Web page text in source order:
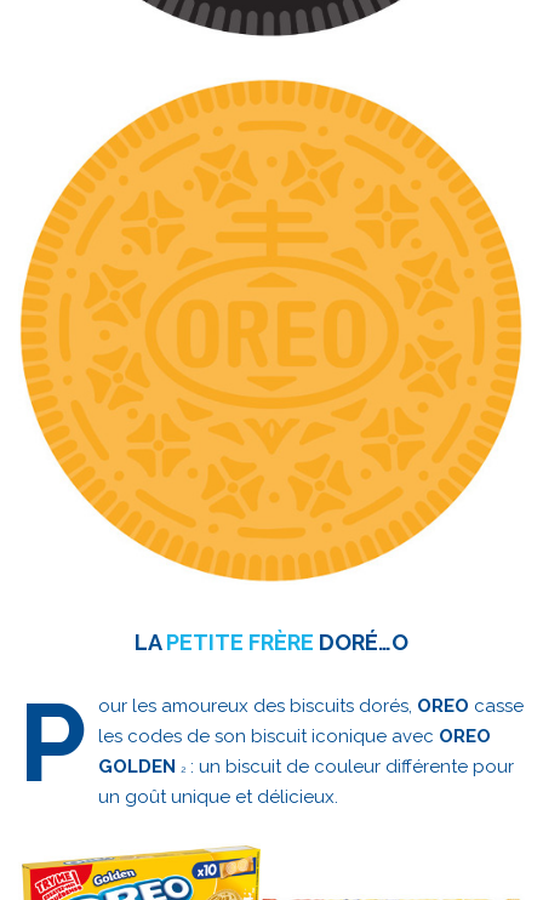
LAPETITE FRÈRE DORÉ…O
P our les amoureux des biscuits dorés, OREO casse
les codes de son biscuit iconique avec OREO
GOLDEN 2 : un biscuit de couleur différente pour
un goût unique et délicieux.